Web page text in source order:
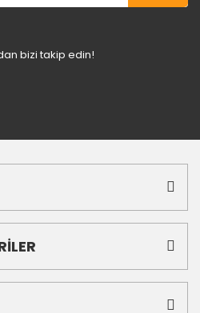
bizi takip edin!